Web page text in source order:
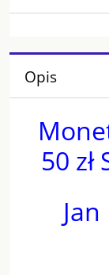
Opis
50 zł